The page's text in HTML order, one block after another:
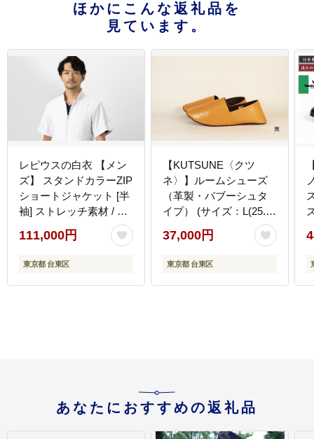
ほかにこんな返礼品を
見ています。
レピウスの白衣 【メン
ズ】 スタンドカラーZIP
ショートジャケット [半
袖] ストレッチ素材 / ネ
ーム刺繍付き(サイズ：
46サイズ)
111,000円
東京都 台東区
【KUTSUNE〈クツ
ネ〉】ルームシューズ
（革製・バブーシュタ
イプ） (サイズ：L(25.5-
26.0cm)、カラー：黄)
37,000円
東京都 台東区
あなたにおすすめの返礼品